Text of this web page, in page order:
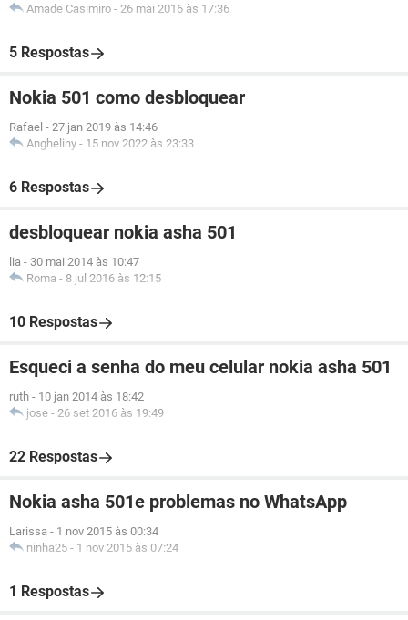
Amade Casimiro - 26 mai 2016 às 17:36
5 Respostas
Nokia 501 como desbloquear
Rafael - 27 jan 2019 às 14:46
Angheliny - 15 nov 2022 às 23:33
6 Respostas
desbloquear nokia asha 501
lia - 30 mai 2014 às 10:47
Roma - 8 jul 2016 às 12:15
10 Respostas
Esqueci a senha do meu celular nokia asha 501
ruth - 10 jan 2014 às 18:42
jose - 26 set 2016 às 19:49
22 Respostas
Nokia asha 501e problemas no WhatsApp
Larissa - 1 nov 2015 às 00:34
ninha25 - 1 nov 2015 às 07:24
1 Respostas